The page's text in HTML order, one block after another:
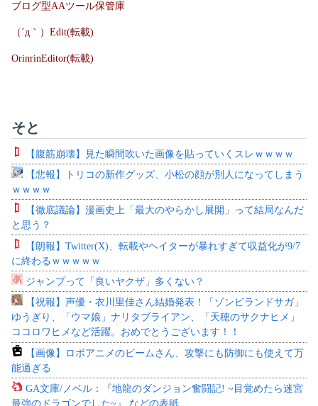
ブログ型AAツール保管庫
（´д｀）Edit(転載)
OrinrinEditor(転載)
そと
【腹筋崩壊】見た瞬間吹いた画像を貼っていくスレｗｗｗｗ
【悲報】トリコの新作グッズ、小松の顔が別人になってしまう
ｗｗｗｗ
【徹底議論】漫画史上「最大のやらかし展開」って結局なんだ
と思う？
【朗報】Twitter(X)、転載やヘイターが暴れすぎて収益化が9/7
に終わるｗｗｗｗｗ
ジャンプって「良いヤクザ」多くない？
【祝報】声優・衣川里佳さん結婚発表！「ゾンビランドサガ」
ゆうぎり、「ウマ娘」ナリタブライアン、「天穂のサクナヒメ」
ココロワヒメなど活躍。おめでとうございます！！
【画像】ロボアニメのビームさん、攻撃にも防御にも使えて万
能過ぎる
GA文庫/ノベル：『地龍のダンジョン奮闘記! ~目覚めたら迷宮
最強のドラゴンでした~』 などの表紙